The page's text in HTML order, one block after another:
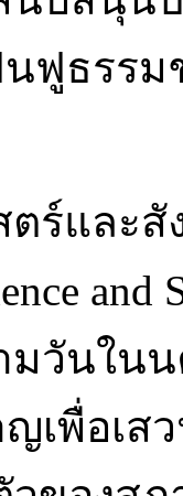
ฟูธรร
ร์และสั
วันใน
ญเพื่อเ